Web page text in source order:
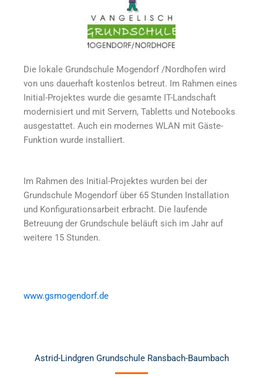
Die lokale Grundschule Mogendorf /Nordhofen wird
von uns dauerhaft kostenlos betreut. Im Rahmen eines
Initial-Projektes wurde die gesamte IT-Landschaft
modernisiert und mit Servern, Tabletts und Notebooks
ausgestattet. Auch ein modernes WLAN mit Gäste-
Funktion wurde installiert.
Im Rahmen des Initial-Projektes wurden bei der
Grundschule Mogendorf über 65 Stunden Installation
und Konfigurationsarbeit erbracht. Die laufende
Betreuung der Grundschule beläuft sich im Jahr auf
weitere 15 Stunden.
www.gsmogendorf.de
Astrid-Lindgren Grundschule Ransbach-Baumbach